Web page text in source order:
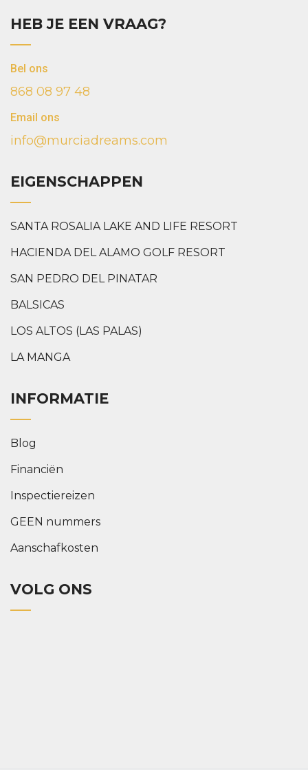
HEB JE EEN VRAAG?
Bel ons
868 08 97 48
Email ons
info@murciadreams.com
EIGENSCHAPPEN
SANTA ROSALIA LAKE AND LIFE RESORT
HACIENDA DEL ALAMO GOLF RESORT
SAN PEDRO DEL PINATAR
BALSICAS
LOS ALTOS (LAS PALAS)
LA MANGA
INFORMATIE
Blog
Financiën
Inspectiereizen
GEEN nummers
Aanschafkosten
VOLG ONS